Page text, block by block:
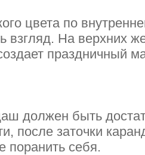
цвета по
взгляд. На верхних
праздничный
должен быть
после заточки
поранить себя.